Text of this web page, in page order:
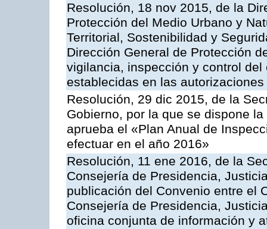
Resolución, 18 nov 2015, de la
Protección del Medio Urbano y
Territorial, Sostenibilidad y
Dirección General de Protección
vigilancia, inspección y control
establecidas en las
Resolución, 29 dic 2015, de la
Gobierno, por la que se dispone
aprueba el «Plan Anual de
efectuar en el año 2016»
Resolución, 11 ene 2016, de la
Consejería de Presidencia,
publicación del Convenio entre el
Consejería de Presidencia,
oficina conjunta de información y